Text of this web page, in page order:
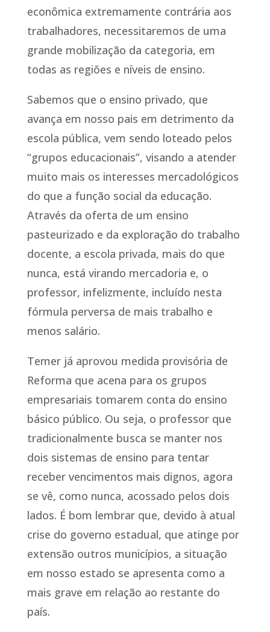
econômica extremamente contrária aos
trabalhadores, necessitaremos de uma
grande mobilização da categoria, em
todas as regiões e níveis de ensino.
Sabemos que o ensino privado, que
avança em nosso pais em detrimento da
escola pública, vem sendo loteado pelos
“grupos educacionais”, visando a atender
muito mais os interesses mercadológicos
do que a função social da educação.
Através da oferta de um ensino
pasteurizado e da exploração do trabalho
docente, a escola privada, mais do que
nunca, está virando mercadoria e, o
professor, infelizmente, incluído nesta
fórmula perversa de mais trabalho e
menos salário.
Temer já aprovou medida provisória de
Reforma que acena para os grupos
empresariais tomarem conta do ensino
básico público. Ou seja, o professor que
tradicionalmente busca se manter nos
dois sistemas de ensino para tentar
receber vencimentos mais dignos, agora
se vê, como nunca, acossado pelos dois
lados. É bom lembrar que, devido à atual
crise do governo estadual, que atinge por
extensão outros municípios, a situação
em nosso estado se apresenta como a
mais grave em relação ao restante do
país.